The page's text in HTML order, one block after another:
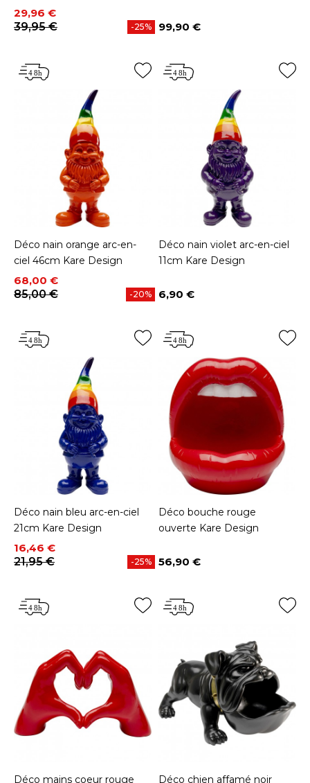
Prix
29,96 €
Prix de base
39,95 €
-25% Prix
99,90 €
Déco nain orange arc-en-
ciel 46cm Kare Design
Prix
68,00 €
Prix de base
85,00 €
-20%
Déco nain violet arc-en-ciel
11cm Kare Design
Prix
6,90 €
Déco nain bleu arc-en-ciel
21cm Kare Design
Prix
16,46 €
Prix de base
21,95 €
-25%
Déco bouche rouge
ouverte Kare Design
Prix
56,90 €
Déco mains coeur rouge Déco chien affamé noir